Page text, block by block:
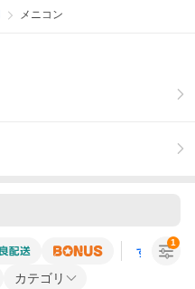
メニコン
すべての条
カテゴリ
1